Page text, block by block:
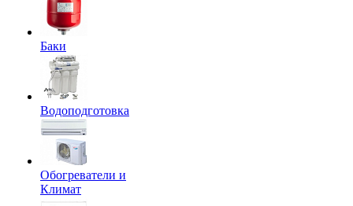
Баки
Водоподготовка
Обогреватели и
Климат